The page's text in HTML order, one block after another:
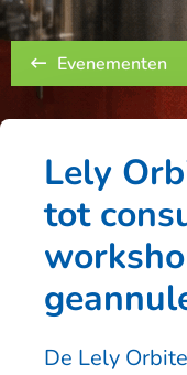
Evenementen
Lely
tot
De Lely